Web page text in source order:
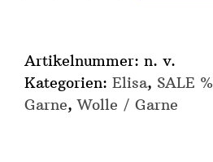
verschiedene
Farben
Menge
Artikelnummer: n. v.
Kategorien: Elisa, SALE %
Garne,Wolle / Garne